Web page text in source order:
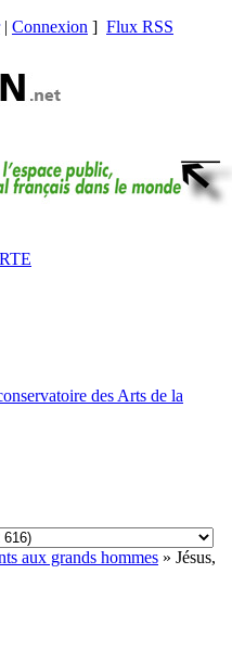
| Connexion ] Flux RSS
des Arts de la
aux grands hommes » Jésus,